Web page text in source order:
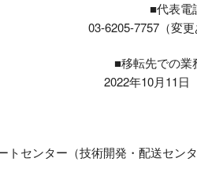
■代表電
03-6205-7757（変更
■移転先での業
2022年10月11日
トセンター（技術開発・配送セン